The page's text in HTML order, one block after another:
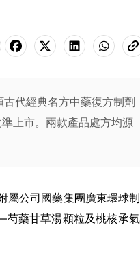
代經典名方中藥復方制劑
上市。兩款產品處方均源
屬公司國藥集團廣東環球
藥甘草湯顆粒及桃核承